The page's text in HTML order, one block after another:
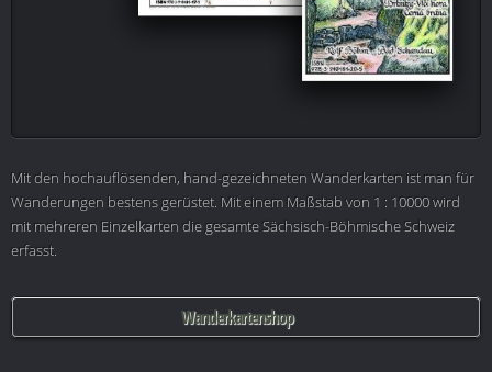
Mit den hochauflösenden, hand-gezeichneten Wanderkarten ist man für
Wanderungen bestens gerüstet. Mit einem Maßstab von 1 : 10000 wird
mit mehreren Einzelkarten die gesamte Sächsisch-Böhmische Schweiz
erfasst.
Wanderkartenshop